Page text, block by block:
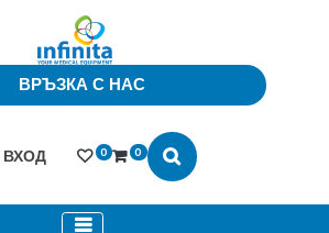
ВРЪЗКА С НАС
ВХОД 0 0